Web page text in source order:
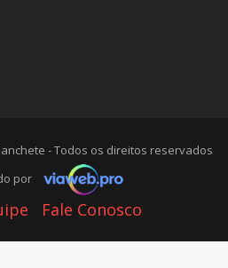
- Todos os direitos reservados
por
Fale Conosco